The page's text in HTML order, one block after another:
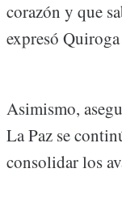
corazón y que
expresó
Asimismo,
La Paz se
consolidar los